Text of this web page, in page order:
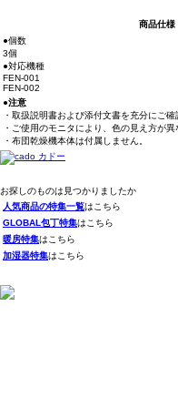
商品仕様
●個数
3個
●対応機種
FEN-001
FEN-002
●注意
・取扱説明書および添付文書を充分にご
・ご使用のモニタにより、色の見え方が
・布団乾燥機本体は付属しません。
お探しのものは見つかりましたか
人気商品の特集一覧はこちら
GLOBAL包丁特集はこちら
暖房特集はこちら
加湿器特集はこちら